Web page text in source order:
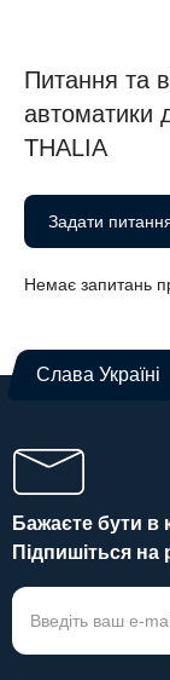
Питання та
автоматики
THALIA
Задати
Немає запитань
Слава Україні
Бажаєте бути в
Підпишіться на